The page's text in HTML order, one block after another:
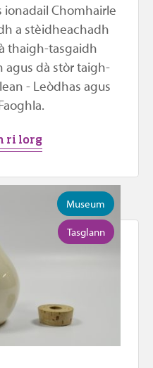
Chomhairle
a stèidheachadh
thaigh-tasgaidh
agus dà stòr taigh-
- Leòdhas agus
ri lorg
Museum
Tasglann